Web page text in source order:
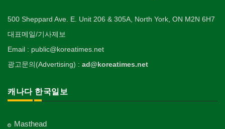
500 Sheppard Ave. E. Unit 206 & 305A, North York, ON M2N 6H7
대표메일/기사제보
Email : public@koreatimes.net
광고문의(Advertising) : ad@koreatimes.net
캐나다 한국일보
Masthead